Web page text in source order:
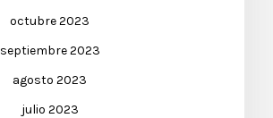
octubre 2023
septiembre 2023
agosto 2023
julio 2023